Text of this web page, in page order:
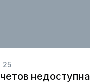
25
недоступна